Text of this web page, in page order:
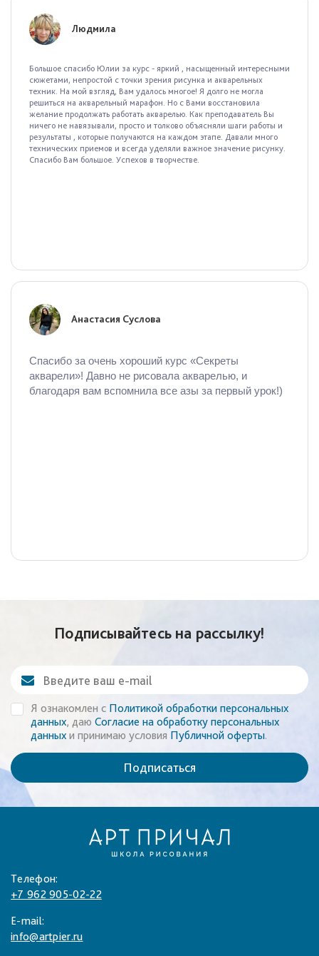
Людмила
Большое спасибо Юлии за курс - яркий , насыщенный интересными
сюжетами, непростой с точки зрения рисунка и акварельных
техник. На мой взгляд, Вам удалось многое! Я долго не могла
решиться на акварельный марафон. Но с Вами восстановила
желание продолжать работать акварелью. Как преподаватель Вы
ничего не навязывали, просто и толково объясняли шаги работы и
результаты , которые получаются на каждом этапе. Давали много
технических приемов и всегда уделяли важное значение рисунку.
Спасибо Вам большое. Успехов в творчестве.
Анастасия Суслова
Спасибо за очень хороший курс «Секреты
акварели»! Давно не рисовала акварелью, и
благодаря вам вспомнила все азы за первый урок!)
Подписывайтесь на рассылку!
Я ознакомлен с Политикой обработки персональных
данных, даю Согласие на обработку персональных
данныхи принимаю условия Публичной оферты.
Подписаться
Телефон:
+7 962 905-02-22
E-mail:
info@artpier.ru